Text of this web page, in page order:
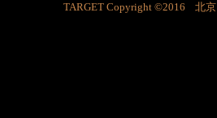
TARGET Copyright ©2016 北